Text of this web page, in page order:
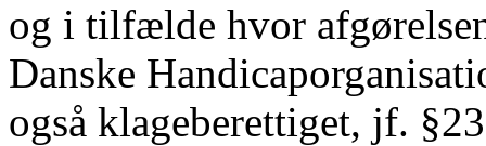
og i tilfælde hvor
Danske
også klageberettiget, jf.